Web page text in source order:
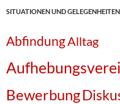
SITUATIONEN UND GELEGENHEITEN
AbfindungAlltag
Bewerbung